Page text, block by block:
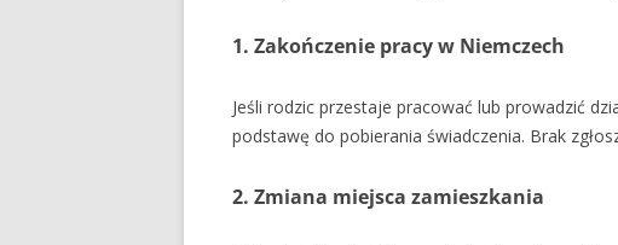
1. Zakończenie pracy w Niemczech
Jeśli rodzic przestaje pracować lub prowadzić
podstawę do pobierania świadczenia. Brak
2. Zmiana miejsca zamieszkania